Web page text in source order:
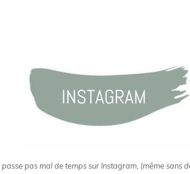
passe pas mal de temps sur Instagram, (même sans